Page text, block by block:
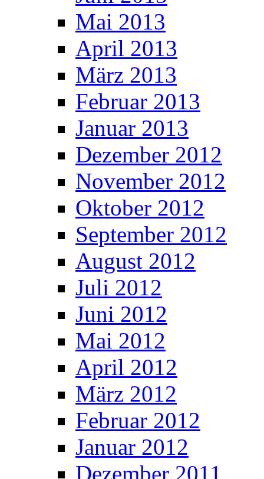
Mai 2013
April 2013
März 2013
Februar 2013
Januar 2013
Dezember 2012
November 2012
Oktober 2012
September 2012
August 2012
Juli 2012
Juni 2012
Mai 2012
April 2012
März 2012
Februar 2012
Januar 2012
Dezember 2011